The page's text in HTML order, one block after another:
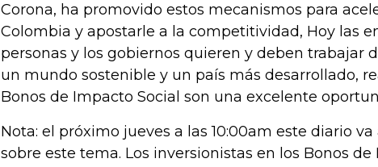
Corona, ha promovido estos mecanismos para
Colombia y apostarle a la competitividad, Hoy las
personas y los gobiernos quieren y deben trabajar
un mundo sostenible y un país más desarrollado,
Bonos de Impacto Social son una excelente
Nota: el próximo jueves a las 10:00am este diario
sobre este tema. Los inversionistas en los Bonos